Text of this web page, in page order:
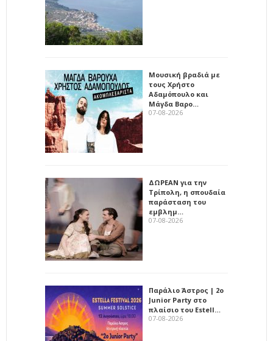
Μουσική βραδιά με
τους Χρήστο
Αδαμόπουλο και
Μάγδα Βαρο…
07-08-2026
ΔΩΡΕΑΝ για την
Τρίπολη, η σπουδαία
παράσταση του
εμβλημ…
07-08-2026
Παράλιο Άστρος | 2ο
Junior Party στο
πλαίσιο του Estell…
07-08-2026